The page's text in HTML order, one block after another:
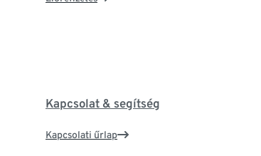
Kapcsolat & segítség
Kapcsolati űrlap